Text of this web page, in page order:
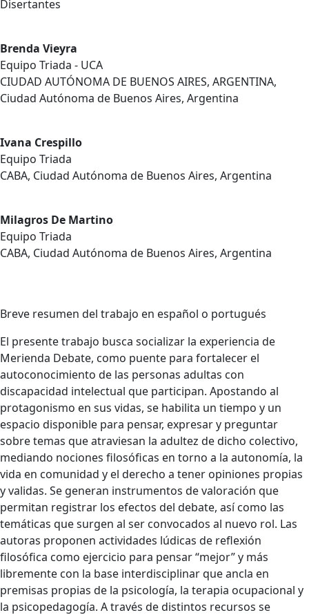
Disertantes
Brenda Vieyra
Equipo Triada - UCA
CIUDAD AUTÓNOMA DE BUENOS AIRES, ARGENTINA,
Ciudad Autónoma de Buenos Aires, Argentina
Ivana Crespillo
Equipo Triada
CABA, Ciudad Autónoma de Buenos Aires, Argentina
Milagros De Martino
Equipo Triada
CABA, Ciudad Autónoma de Buenos Aires, Argentina
Breve resumen del trabajo en español o portugués
El presente trabajo busca socializar la experiencia de
Merienda Debate, como puente para fortalecer el
autoconocimiento de las personas adultas con
discapacidad intelectual que participan. Apostando al
protagonismo en sus vidas, se habilita un tiempo y un
espacio disponible para pensar, expresar y preguntar
sobre temas que atraviesan la adultez de dicho colectivo,
mediando nociones filosóficas en torno a la autonomía, la
vida en comunidad y el derecho a tener opiniones propias
y validas. Se generan instrumentos de valoración que
permitan registrar los efectos del debate, así como las
temáticas que surgen al ser convocados al nuevo rol. Las
autoras proponen actividades lúdicas de reflexión
filosófica como ejercicio para pensar “mejor” y más
libremente con la base interdisciplinar que ancla en
premisas propias de la psicología, la terapia ocupacional y
la psicopedagogía. A través de distintos recursos se